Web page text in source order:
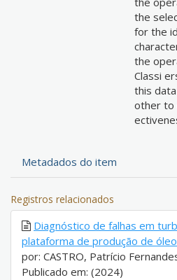
the
for the
the
Classi
this
other to
Metadados do item
Registros relacionados
Diagnóstico de falhas em
plataforma de produção de
por: CASTRO, Patrício
Publicado em: (2024)